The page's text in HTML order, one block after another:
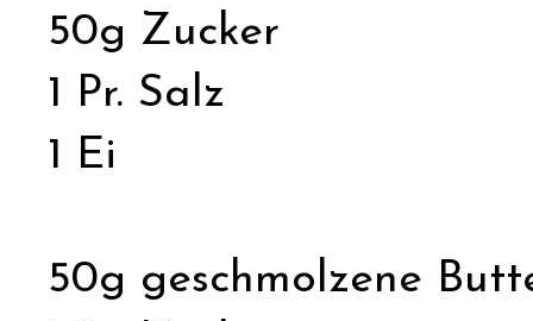
50g Zucker
1 Pr. Salz
1 Ei
50g geschmolzene